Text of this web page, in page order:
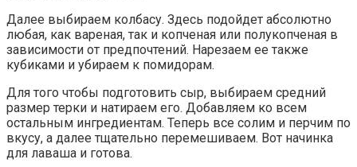
Далее выбираем колбасу. Здесь подойдет абсолютно
любая, как вареная, так и копченая или полукопченая в
зависимости от предпочтений. Нарезаем ее также
кубиками и убираем к помидорам.
Для того чтобы подготовить сыр, выбираем средний
размер терки и натираем его. Добавляем ко всем
остальным ингредиентам. Теперь все солим и перчим по
вкусу, а далее тщательно перемешиваем. Вот начинка
для лаваша и готова.